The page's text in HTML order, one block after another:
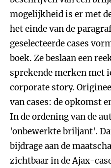
mogelijkheid is er met
het einde van de
geselecteerde cases
boek. Ze beslaan een
sprekende merken met
corporate story.
van cases: de opkomst
In de ordening van de
'onbewerkte briljant'.
bijdrage aan de
zichtbaar in de Ajax-